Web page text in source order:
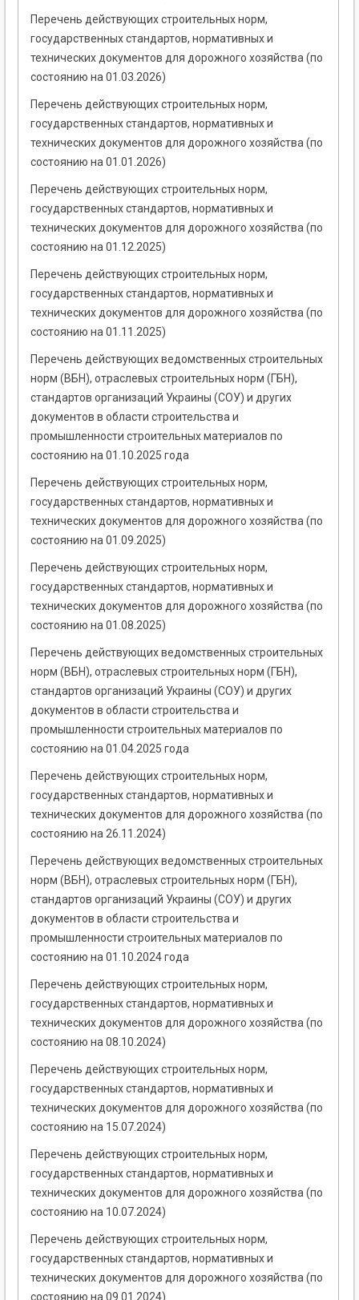
Перечень действующих строительных норм,
государственных стандартов, нормативных и
технических документов для дорожного хозяйства (по
состоянию на 01.03.2026)
Перечень действующих строительных норм,
государственных стандартов, нормативных и
технических документов для дорожного хозяйства (по
состоянию на 01.01.2026)
Перечень действующих строительных норм,
государственных стандартов, нормативных и
технических документов для дорожного хозяйства (по
состоянию на 01.12.2025)
Перечень действующих строительных норм,
государственных стандартов, нормативных и
технических документов для дорожного хозяйства (по
состоянию на 01.11.2025)
Перечень действующих ведомственных строительных
норм (ВБН), отраслевых строительных норм (ГБН),
стандартов организаций Украины (СОУ) и других
документов в области строительства и
промышленности строительных материалов по
состоянию на 01.10.2025 года
Перечень действующих строительных норм,
государственных стандартов, нормативных и
технических документов для дорожного хозяйства (по
состоянию на 01.09.2025)
Перечень действующих строительных норм,
государственных стандартов, нормативных и
технических документов для дорожного хозяйства (по
состоянию на 01.08.2025)
Перечень действующих ведомственных строительных
норм (ВБН), отраслевых строительных норм (ГБН),
стандартов организаций Украины (СОУ) и других
документов в области строительства и
промышленности строительных материалов по
состоянию на 01.04.2025 года
Перечень действующих строительных норм,
государственных стандартов, нормативных и
технических документов для дорожного хозяйства (по
состоянию на 26.11.2024)
Перечень действующих ведомственных строительных
норм (ВБН), отраслевых строительных норм (ГБН),
стандартов организаций Украины (СОУ) и других
документов в области строительства и
промышленности строительных материалов по
состоянию на 01.10.2024 года
Перечень действующих строительных норм,
государственных стандартов, нормативных и
технических документов для дорожного хозяйства (по
состоянию на 08.10.2024)
Перечень действующих строительных норм,
государственных стандартов, нормативных и
технических документов для дорожного хозяйства (по
состоянию на 15.07.2024)
Перечень действующих строительных норм,
государственных стандартов, нормативных и
технических документов для дорожного хозяйства (по
состоянию на 10.07.2024)
Перечень действующих строительных норм,
государственных стандартов, нормативных и
технических документов для дорожного хозяйства (по
состоянию на 09.01.2024)